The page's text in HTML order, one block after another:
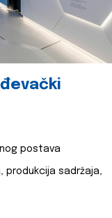
postava
produkcija sadržaja,